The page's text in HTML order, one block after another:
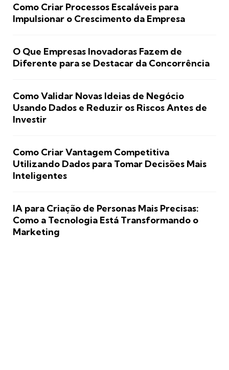
Como Criar Processos Escaláveis para
Impulsionar o Crescimento da Empresa
O Que Empresas Inovadoras Fazem de
Diferente para se Destacar da Concorrência
Como Validar Novas Ideias de Negócio
Usando Dados e Reduzir os Riscos Antes de
Investir
Como Criar Vantagem Competitiva
Utilizando Dados para Tomar Decisões Mais
Inteligentes
IA para Criação de Personas Mais Precisas:
Como a Tecnologia Está Transformando o
Marketing